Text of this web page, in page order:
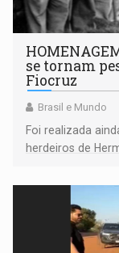
se tornam
Fiocruz
Brasil e Mundo
Foi realizada
herdeiros de